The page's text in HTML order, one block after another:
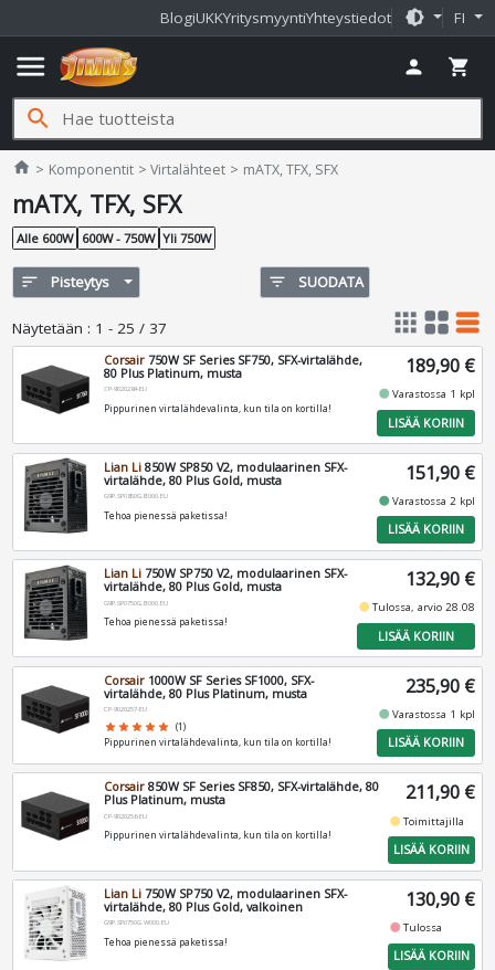
BlogiUKKYritysmyyntiYhteystiedot brightness_medium FI
menu person shopping_cart
search
home Jimms.fi
Komponentit Virtalähteet mATX, TFX, SFX
mATX, TFX, SFX
Alle 600W 600W - 750W Yli 750W
sort Pisteytys filter_list SUODATA
Näytetään : 1 - 25 / 37 apps grid_view table_rows
Corsair 750W SF Series SF750, SFX-virtalähde,
80 Plus Platinum, musta
CP-9020284-EU
Pippurinen virtalähdevalinta, kun tila on kortilla!
189,90 €
fiber_manual_recordVarastossa 1 kpl
LISÄÄ KORIIN
Lian Li 850W SP850 V2, modulaarinen SFX-
virtalähde, 80 Plus Gold, musta
G9P.SP0850G.B000.EU
Tehoa pienessä paketissa!
151,90 €
fiber_manual_recordVarastossa 2 kpl
LISÄÄ KORIIN
Lian Li 750W SP750 V2, modulaarinen SFX-
virtalähde, 80 Plus Gold, musta
G9P.SP0750G.B000.EU
Tehoa pienessä paketissa!
132,90 €
fiber_manual_recordTulossa, arvio 28.08
LISÄÄ KORIIN
Corsair 1000W SF Series SF1000, SFX-
virtalähde, 80 Plus Platinum, musta
CP-9020257-EU
star star star star star (1)
Pippurinen virtalähdevalinta, kun tila on kortilla!
235,90 €
fiber_manual_recordVarastossa 1 kpl
LISÄÄ KORIIN
Corsair 850W SF Series SF850, SFX-virtalähde, 80
Plus Platinum, musta
CP-9020256-EU
Pippurinen virtalähdevalinta, kun tila on kortilla!
211,90 €
fiber_manual_recordToimittajilla
LISÄÄ KORIIN
Lian Li 750W SP750 V2, modulaarinen SFX-
virtalähde, 80 Plus Gold, valkoinen
G9P.SP0750G.W000.EU
Tehoa pienessä paketissa!
130,90 €
fiber_manual_recordTulossa
LISÄÄ KORIIN